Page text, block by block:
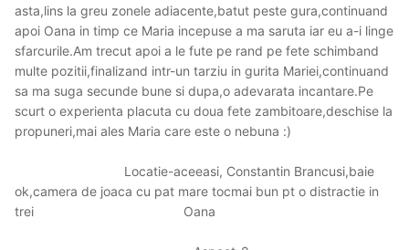
asta,lins la greu zonele adiacente,batut peste gura,continuand
apoi Oana in timp ce Maria incepuse a ma saruta iar eu a-i linge
sfarcurile.Am trecut apoi a le fute pe rand pe fete schimband
multe pozitii,finalizand intr-un tarziu in gurita Mariei,continuand
sa ma suga secunde bune si dupa,o adevarata incantare.Pe
scurt o experienta placuta cu doua fete zambitoare,deschise la
propuneri,mai ales Maria care este o nebuna :)
Locatie-aceeasi, Constantin Brancusi,baie
ok,camera de joaca cu pat mare tocmai bun pt o distractie in
trei Oana